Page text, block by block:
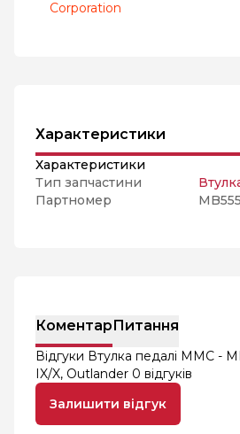
Corporation
Характеристики
Характеристики
Тип запчастини
Партномер
КоментарПитання
Відгуки Втулка педалі MMC -
IX/X, Outlander 0 відгуків
Залишити відгук